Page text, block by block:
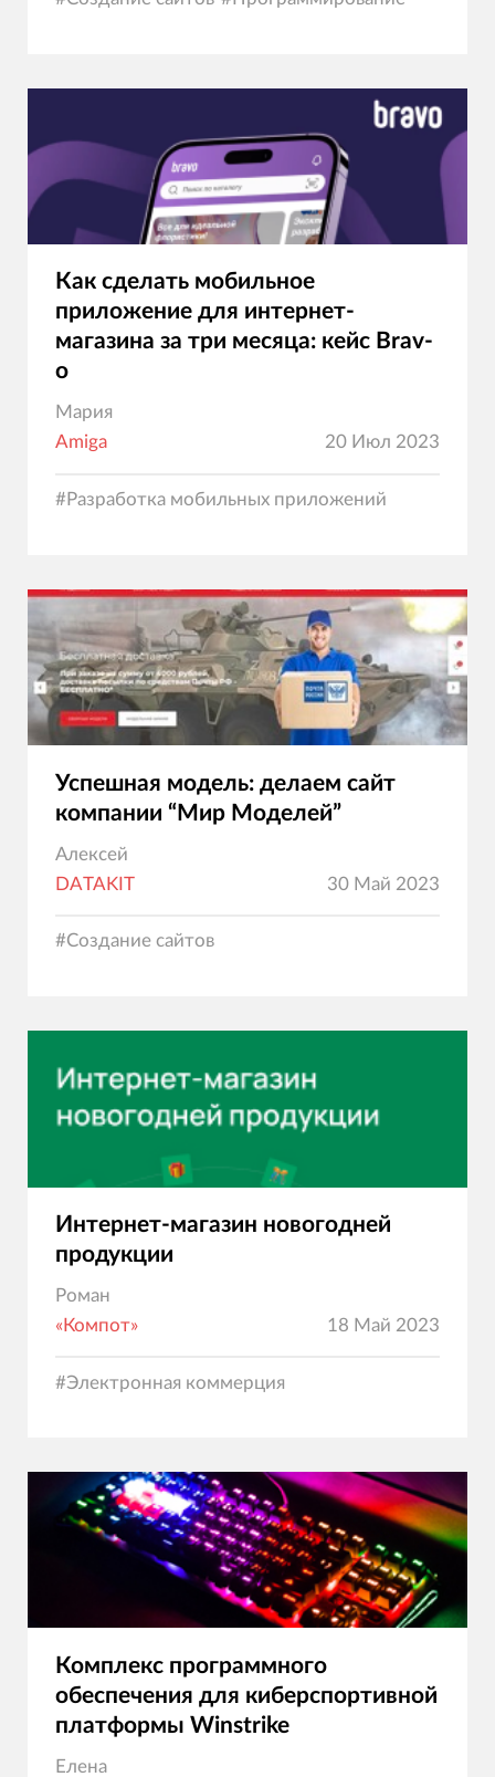
Как сделать мобильное
приложение для интернет-
магазина за три месяца: кейс Brav-
o
Мария
Amiga
20 Июл 2023
#Разработка мобильных приложений
Успешная модель: делаем сайт
компании “Мир Моделей”
Алексей
DATAKIT
30 Май 2023
#Создание сайтов
Интернет-магазин новогодней
продукции
Роман
«Компот»
18 Май 2023
#Электронная коммерция
Комплекс программного
обеспечения для киберспортивной
платформы Winstrike
Елена